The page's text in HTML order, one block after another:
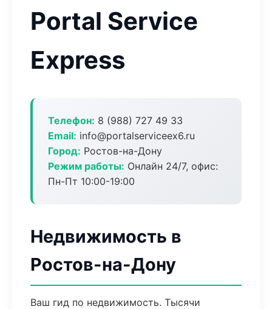
Portal Service
Express
Телефон: 8 (988) 727 49 33
Email: info@portalserviceex6.ru
Город: Ростов-на-Дону
Режим работы: Онлайн 24/7, офис:
Пн-Пт 10:00-19:00
Недвижимость в
Ростов-на-Дону
Ваш гид по недвижимость. Тысячи